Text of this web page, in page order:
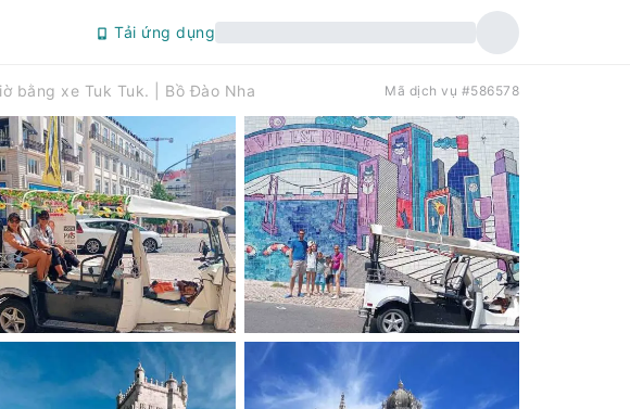
Tải ứng dụng
bằng xe Tuk Tuk. | Bồ Đào Nha Mã dịch vụ #586578